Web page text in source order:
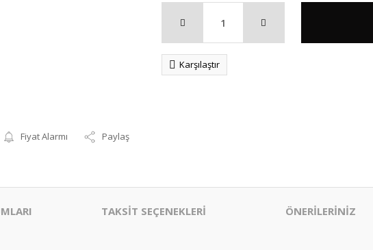
Fiyat Alarmı Paylaş
Karşılaştır
TAKSİT SEÇENEKLERİ ÖNERİLERİNİZ